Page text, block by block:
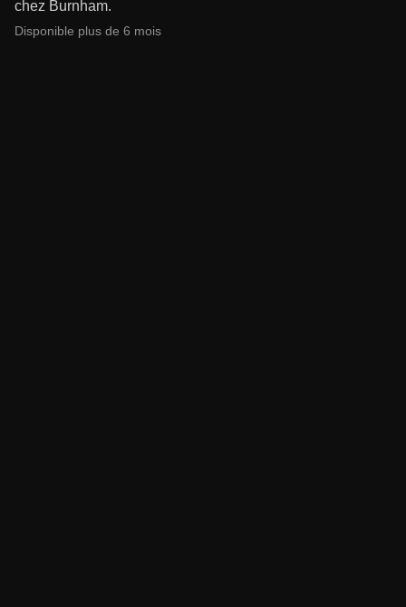
chez Burnham.
Disponible plus de 6 mois